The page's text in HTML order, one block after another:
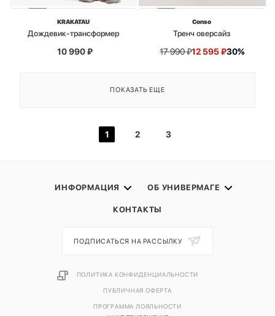
KRAKATAU
Дождевик-трансформер
10 990₽
Conso
Тренч оверсайз
17 990₽12 595₽30%
ПОКАЗАТЬ ЕЩЕ
1 2 3
ИНФОРМАЦИЯ ОБ УНИВЕРМАГЕ
КОНТАКТЫ
ПОДПИСАТЬСЯ НА РАССЫЛКУ
ПОЛИТИКА КОНФИДЕНЦИАЛЬНОСТИ
ПУБЛИЧНАЯ ОФЕРТА
ПРОГРАММА ЛОЯЛЬНОСТИ